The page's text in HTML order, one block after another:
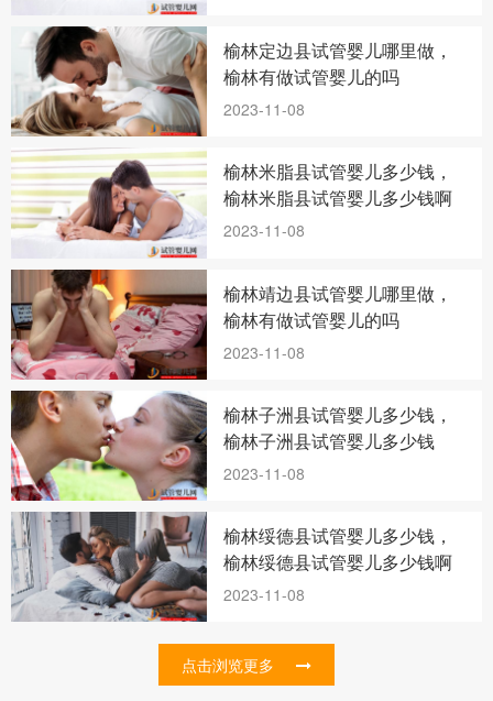
榆林定边县试管婴儿哪里做，
榆林有做试管婴儿的吗
2023-11-08
榆林米脂县试管婴儿多少钱，
榆林米脂县试管婴儿多少钱啊
2023-11-08
榆林靖边县试管婴儿哪里做，
榆林有做试管婴儿的吗
2023-11-08
榆林子洲县试管婴儿多少钱，
榆林子洲县试管婴儿多少钱
2023-11-08
榆林绥德县试管婴儿多少钱，
榆林绥德县试管婴儿多少钱啊
2023-11-08
点击浏览更多